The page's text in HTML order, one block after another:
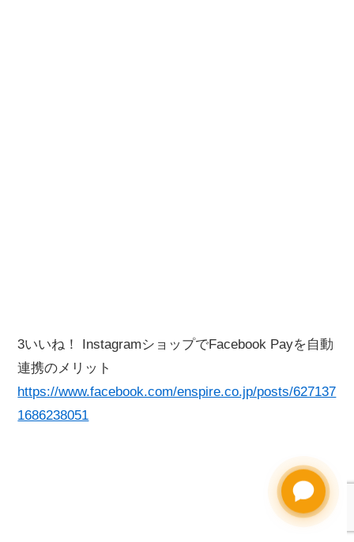
3いいね！ InstagramショップでFacebook Payを自動
連携のメリット
https://www.facebook.com/enspire.co.jp/posts/627137
1686238051